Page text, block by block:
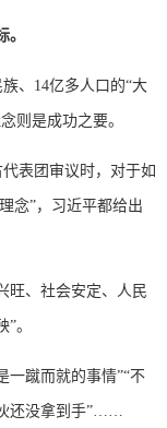
、14亿多人口的“大
则是成功之要。
表团审议时，对于如
念”，习近平都给出
旺、社会安定、人民
。
一蹴而就的事情”“不
还没拿到手”……